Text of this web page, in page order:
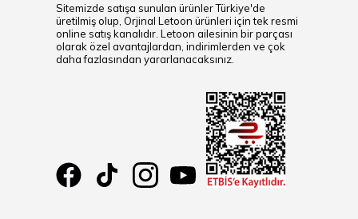
Sitemizde satışa sunulan ürünler Türkiye'de
üretilmiş olup, Orjinal Letoon ürünleri için tek resmi
online satış kanalıdır. Letoon ailesinin bir parçası
olarak özel avantajlardan, indirimlerden ve çok
daha fazlasından yararlanacaksınız.